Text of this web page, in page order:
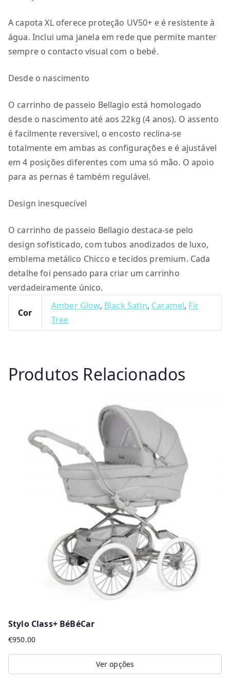
A capota XL oferece proteção UV50+ e é resistente à
água. Inclui uma janela em rede que permite manter
sempre o contacto visual com o bebé.
Desde o nascimento
O carrinho de passeio Bellagio está homologado
desde o nascimento até aos 22kg (4 anos). O assento
é facilmente reversivel, o encosto reclina-se
totalmente em ambas as configurações e é ajustável
em 4 posições diferentes com uma só mão. O apoio
para as pernas é também regulável.
Design inesquecível
O carrinho de passeio Bellagio destaca-se pelo
design sofisticado, com tubos anodizados de luxo,
emblema metálico Chicco e tecidos premium. Cada
detalhe foi pensado para criar um carrinho
verdadeiramente único.
Cor
Amber Glow, Black Satin, Caramel, Fir
Tree
Produtos Relacionados
Stylo Class+ BéBéCar
€950.00
Ver opções